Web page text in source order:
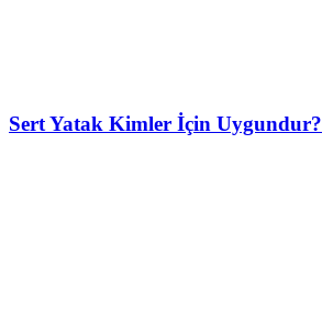
Sert Yatak Kimler İçin Uygundur?